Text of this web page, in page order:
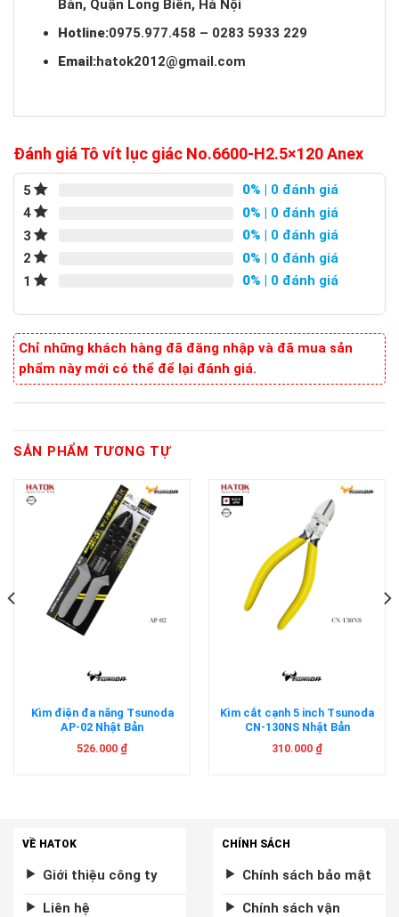
Bàn, Quận Long Biên, Hà Nội
Hotline:0975.977.458 – 0283 5933 229
Email:hatok2012@gmail.com
Đánh giá Tô vít lục giác No.6600-H2.5×120 Anex
5 0% | 0 đánh giá
4
0% | 0 đánh giá
3
0% | 0 đánh giá
2
0% | 0 đánh giá
1
0% | 0 đánh giá
Chỉ những khách hàng đã đăng nhập và đã mua sản
phẩm này mới có thể để lại đánh giá.
SẢN PHẨM TƯƠNG TỰ
Kìm điện đa năng Tsunoda
AP-02 Nhật Bản
526.000 ₫
Kìm cắt cạnh 5 inch Tsunoda
CN-130NS Nhật Bản
310.000 ₫
VỀ HATOK
Giới thiệu công ty
Liên hệ
CHÍNH SÁCH
Chính sách bảo mật
Chính sách vận